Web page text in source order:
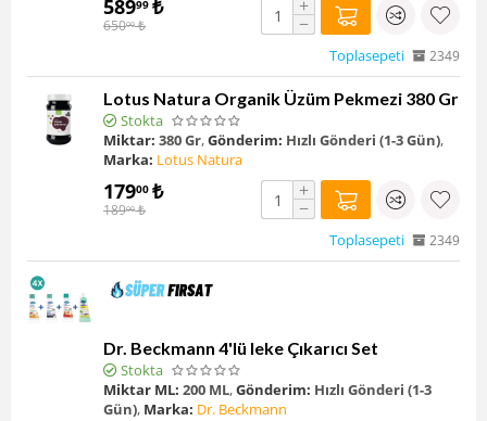
58999 ₺
65000 ₺
+
−
Toplasepeti 2349
Lotus Natura Organik Üzüm Pekmezi 380 Gr
Stokta
Miktar: 380 Gr,Gönderim: Hızlı Gönderi (1-3 Gün),
Marka: Lotus Natura
17900 ₺
18900 ₺
+
−
Toplasepeti 2349
Dr. Beckmann 4'lü leke Çıkarıcı Set
Stokta
Miktar ML: 200 ML,Gönderim: Hızlı Gönderi (1-3
Gün), Marka: Dr. Beckmann